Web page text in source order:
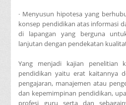
· Menyusun hipotesa yang
konsep pendidikan atas informasi
di lapangan yang berguna
lanjutan dengan pendekatan
Yang menjadi kajian penelitian
pendidikan yaitu erat kaitannya
pengajaran, manajemen atau
dan kepemimpinan pendidikan,
profesi guru serta dan